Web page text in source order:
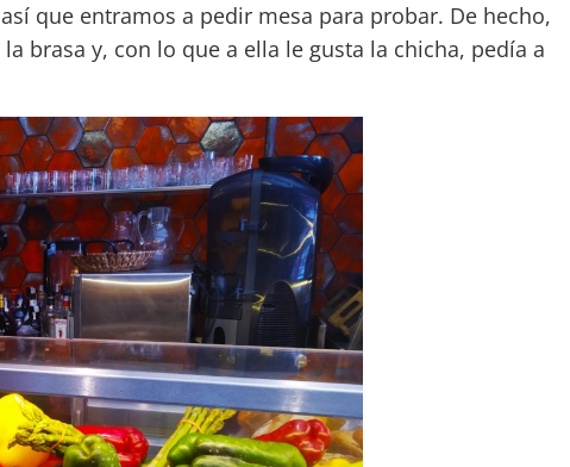
que entramos a pedir mesa para probar. De hecho,
brasa y, con lo que a ella le gusta la chicha, pedía a